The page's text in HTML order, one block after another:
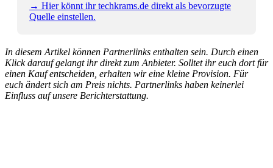
→ Hier könnt ihr techkrams.de direkt als bevorzugte
Quelle einstellen.
In diesem Artikel können Partnerlinks enthalten sein. Durch einen
Klick darauf gelangt ihr direkt zum Anbieter. Solltet ihr euch dort für
einen Kauf entscheiden, erhalten wir eine kleine Provision. Für
euch ändert sich am Preis nichts. Partnerlinks haben keinerlei
Einfluss auf unsere Berichterstattung.